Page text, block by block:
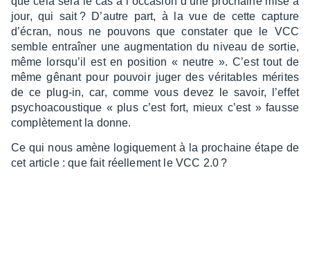
jour, qui sait ? D’autre part, à la vue de cette capture
d’écran, nous ne pouvons que consta­ter que le VCC
semble entraî­ner une augmen­ta­tion du niveau de sortie,
même lorsqu’il est en posi­tion « neutre ». C’est tout de
même gênant pour pouvoir juger des véri­tables mérites
de ce plug-in, car, comme vous devez le savoir, l’ef­fet
psychoa­cous­tique « plus c’est fort, mieux c’est » fausse
complè­te­ment la donne.
Ce qui nous amène logique­ment à la prochaine étape de
cet article : que fait réel­le­ment le VCC 2.0 ?